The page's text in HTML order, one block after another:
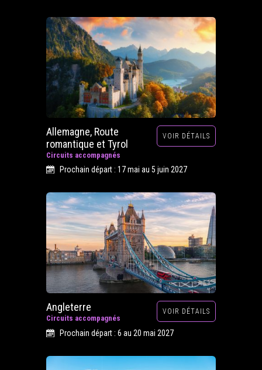
Allemagne, Route
romantique et Tyrol
Circuits accompagnés
VOIR DÉTAILS
Prochain départ : 17 mai au 5 juin 2027
Angleterre
Circuits accompagnés
VOIR DÉTAILS
Prochain départ : 6 au 20 mai 2027